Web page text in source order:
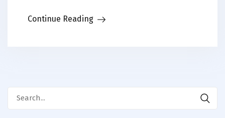
Continue Reading